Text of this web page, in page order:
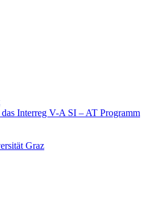
Interreg V-A SI – AT Programm
Graz